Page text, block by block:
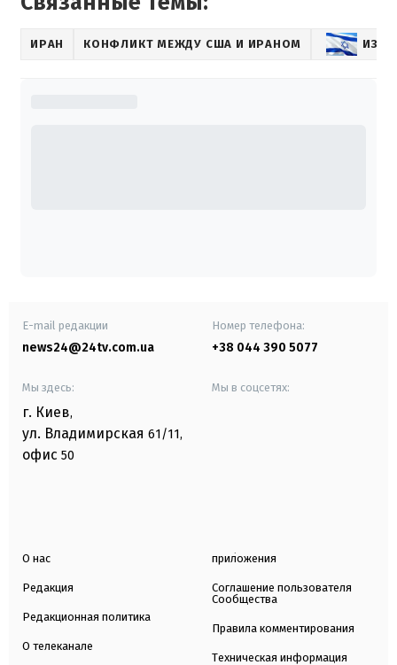
ИРАН КОНФЛИКТ МЕЖДУ США И ИРАНОМ
E-mail редакции
news24@24tv.com.ua
Номер телефона:
+38 044 390 5077
Мы здесь:
г. Киев,
ул. Владимирская 61/11,
офис 50
Мы в соцсетях:
О нас
Редакция
Редакционная политика
О телеканале
приложения
Соглашение пользователя
Сообщества
Правила комментирования
Техническая информация